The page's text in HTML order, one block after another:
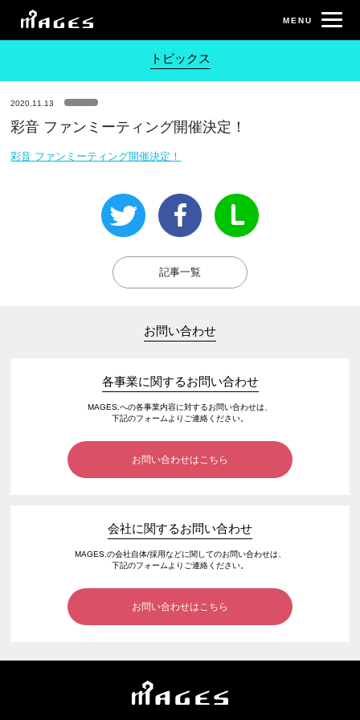
トピックス
2020.11.13
彩音 ファンミーティング開催決定！
彩音 ファンミーティング開催決定！
記事一覧
お問い合わせ
各事業に関するお問い合わせ
MAGES.への各事業内容に対するお問い合わせは、
下記のフォームよりご連絡ください。
お問い合わせはこちら
会社に関するお問い合わせ
MAGES.の会社自体/採用などに関してのお問い合わせは、
下記のフォームよりご連絡ください。
お問い合わせはこちら